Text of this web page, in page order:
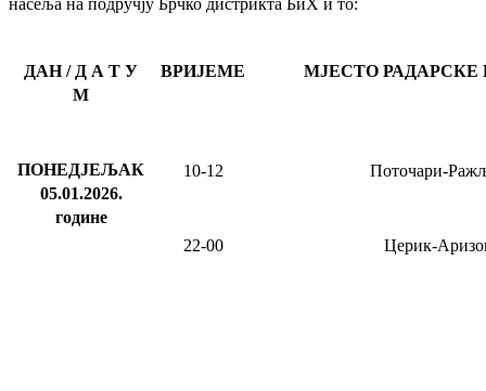
ДАН / Д А Т У
М
ВРИЈЕМЕ МЈЕСТО РАДАРСКЕ
ПОНЕДЈЕЉАК
05.01.2026.
године
10-12 Поточари-
22-00 Церик-